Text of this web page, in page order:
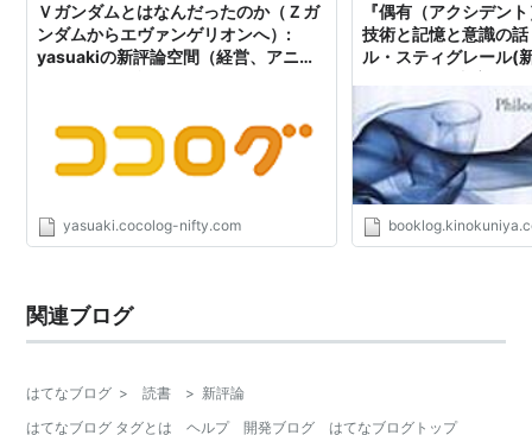
Ｖガンダムとはなんだったのか（Ｚガ
ンダムからエヴァンゲリオンへ）:
yasuakiの新評論空間（経営、アニ
yasuaki.cocolog-nifty.com
『偶有（アクシデン
技術と記憶と意識の
ル・スティグレール(
関連ブログ
はてなブログ > 読書 > 新評論
はてなブログ タグとは
ヘルプ 開発ブログ はてなブログトップ